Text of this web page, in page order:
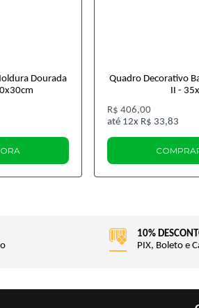
Dourada
Quadro Decorativo
II -
R$ 406,00
12x R$ 33,83
10%
PIX, Boleto e